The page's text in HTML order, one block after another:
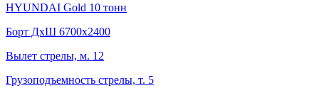
HYUNDAI Gold 10 тонн
Борт ДxШ 6700x2400
Вылет стрелы, м. 12
Грузоподъемность стрелы, т. 5